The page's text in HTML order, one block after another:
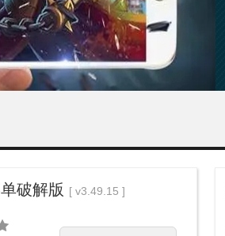
破解版 [ v3.49.15 ]